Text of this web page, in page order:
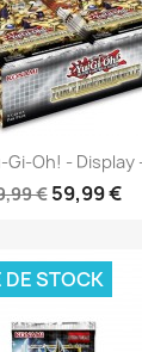
Gi-Oh! - Display
€ 59,99 €
DE STOCK